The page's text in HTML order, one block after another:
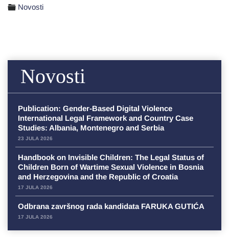
Novosti
Novosti
Publication: Gender-Based Digital Violence
International Legal Framework and Country Case
Studies: Albania, Montenegro and Serbia
23 JULA 2026
Handbook on Invisible Children: The Legal Status of
Children Born of Wartime Sexual Violence in Bosnia
and Herzegovina and the Republic of Croatia
17 JULA 2026
Odbrana završnog rada kandidata FARUKA GUTIĆA
17 JULA 2026